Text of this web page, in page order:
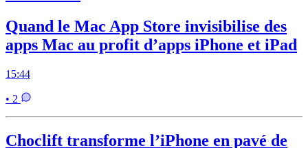
Quand le Mac App Store invisibilise des
apps Mac au profit d’apps iPhone et iPad
15:44
• 2
Choclift transforme l’iPhone en pavé de